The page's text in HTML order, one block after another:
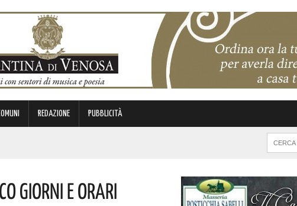
REDAZIONE PUBBLICITÀ
ESPERIENZE E RELAZIONI MATURATE IN ITALIA E ALL’ESTERO.
Giorni E Orari